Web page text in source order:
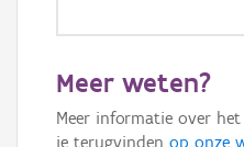
GRB-Basiskaart
GRB-Basiskaart
Meer weten?
Meer informatie over
je terugvinden op onze